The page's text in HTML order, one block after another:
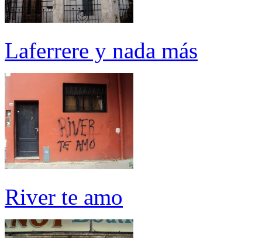
Laferrere y nada más
River te amo